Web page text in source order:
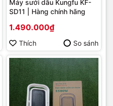
Máy sưởi dầu Kungfu KF-
SD11 | Hàng chính hãng
1.490.000₫
Thích So sánh